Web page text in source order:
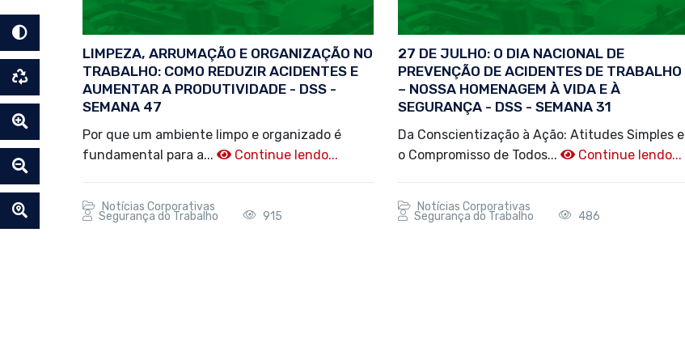
LIMPEZA, ARRUMAÇÃO E ORGANIZAÇÃO NO
TRABALHO: COMO REDUZIR ACIDENTES E
AUMENTAR A PRODUTIVIDADE - DSS -
SEMANA 47
Por que um ambiente limpo e organizado é
fundamental para a...
Continue lendo...
Notícias Corporativas
Segurança do Trabalho 915
27 DE JULHO: O DIA NACIONAL DE
PREVENÇÃO DE ACIDENTES DE TRABALHO
– NOSSA HOMENAGEM À VIDA E À
SEGURANÇA - DSS - SEMANA 31
Da Conscientização à Ação: Atitudes Simples e
o Compromisso de Todos...
Continue lendo...
Notícias Corporativas
Segurança do Trabalho 486